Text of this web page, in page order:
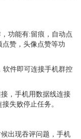
功能有:留痕，自动点
赞，头像点赞等功
软件即可连接手机群控
，手机用数据线连接
失败停止任务。
出现吞评问题，手机